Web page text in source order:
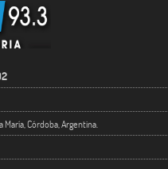
María, Córdoba, Argentina.